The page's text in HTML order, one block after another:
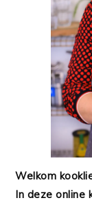
Welkom
In deze online